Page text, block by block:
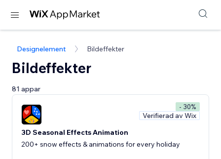
Designelement Bildeffekter
Bildeffekter
81 appar
- 30%
Verifierad av Wix
3D Seasonal Effects Animation
200+ snow effects & animations for every holiday